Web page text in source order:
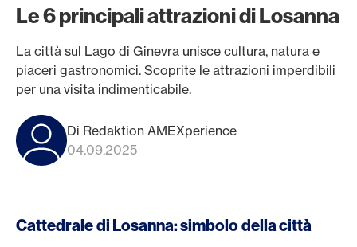
Le 6 principali attrazioni di Losanna
La città sul Lago di Ginevra unisce cultura, natura e
piaceri gastronomici. Scoprite le attrazioni imperdibili
per una visita indimenticabile.
Di Redaktion AMEXperience
04.09.2025
Cattedrale di Losanna: simbolo della città